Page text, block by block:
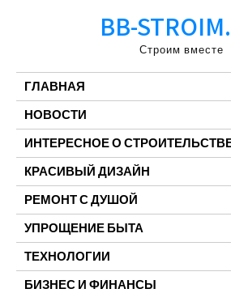
BB-
Строим вместе
ГЛАВНАЯ
НОВОСТИ
ИНТЕРЕСНОЕ О
КРАСИВЫЙ ДИЗАЙН
РЕМОНТ С ДУШОЙ
УПРОЩЕНИЕ БЫТА
ТЕХНОЛОГИИ
БИЗНЕС И ФИНАНСЫ